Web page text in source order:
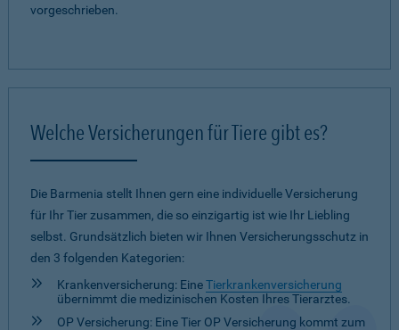
vorgeschrieben.
Welche Versicherungen für Tiere gibt es?
Die Barmenia stellt Ihnen gern eine individuelle Versicherung
für Ihr Tier zusammen, die so einzigartig ist wie Ihr Liebling
selbst. Grundsätzlich bieten wir Ihnen Versicherungsschutz in
den 3 folgenden Kategorien:
Krankenversicherung: EineTierkrankenversicherung
übernimmt die medizinischen Kosten Ihres Tierarztes.
OP Versicherung: Eine Tier OP Versicherung kommt zum